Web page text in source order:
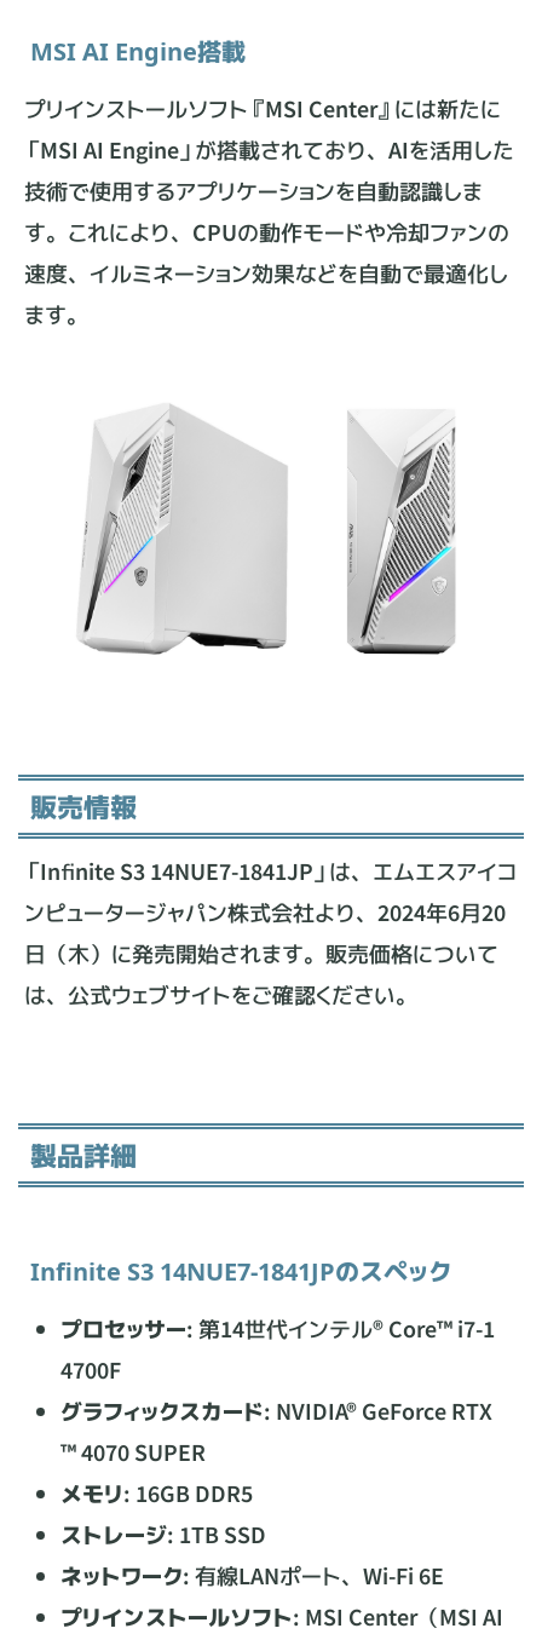
MSI AI Engine搭載
プリインストールソフト『MSI Center』には新たに
「MSI AI Engine」が搭載されており、AIを活用した
技術で使用するアプリケーションを自動認識しま
す。これにより、CPUの動作モードや冷却ファンの
速度、イルミネーション効果などを自動で最適化し
ます。
販売情報
「Infinite S3 14NUE7-1841JP」は、エムエスアイコ
ンピュータージャパン株式会社より、2024年6月20
日（木）に発売開始されます。販売価格について
は、公式ウェブサイトをご確認ください。
製品詳細
Infinite S3 14NUE7-1841JPのスペック
プロセッサー: 第14世代インテル® Core™ i7-1
4700F
グラフィックスカード: NVIDIA® GeForce RTX
™ 4070 SUPER
メモリ: 16GB DDR5
ストレージ: 1TB SSD
ネットワーク: 有線LANポート、Wi-Fi 6E
プリインストールソフト: MSI Center（MSI AI